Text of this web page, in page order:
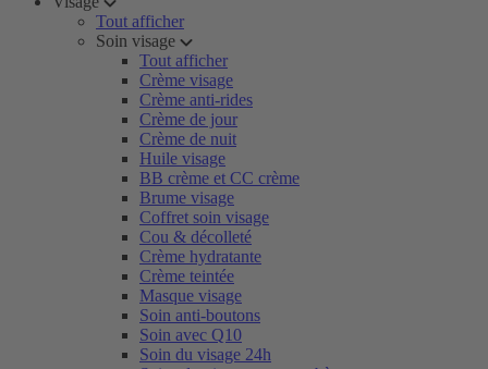
Tout afficher
Soin visage
Tout afficher
Crème visage
Crème anti-rides
Crème de jour
Crème de nuit
Huile visage
BB crème et CC crème
Brume visage
Coffret soin visage
Cou & décolleté
Crème hydratante
Crème teintée
Masque visage
Soin anti-boutons
Soin avec Q10
Soin du visage 24h